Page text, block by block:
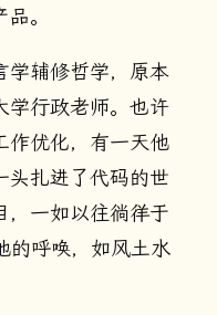
。
学辅修哲学，原本
学行政老师。也许
作优化，有一天他
头扎进了代码的世
，一如以往徜徉于
的呼唤，如风土水